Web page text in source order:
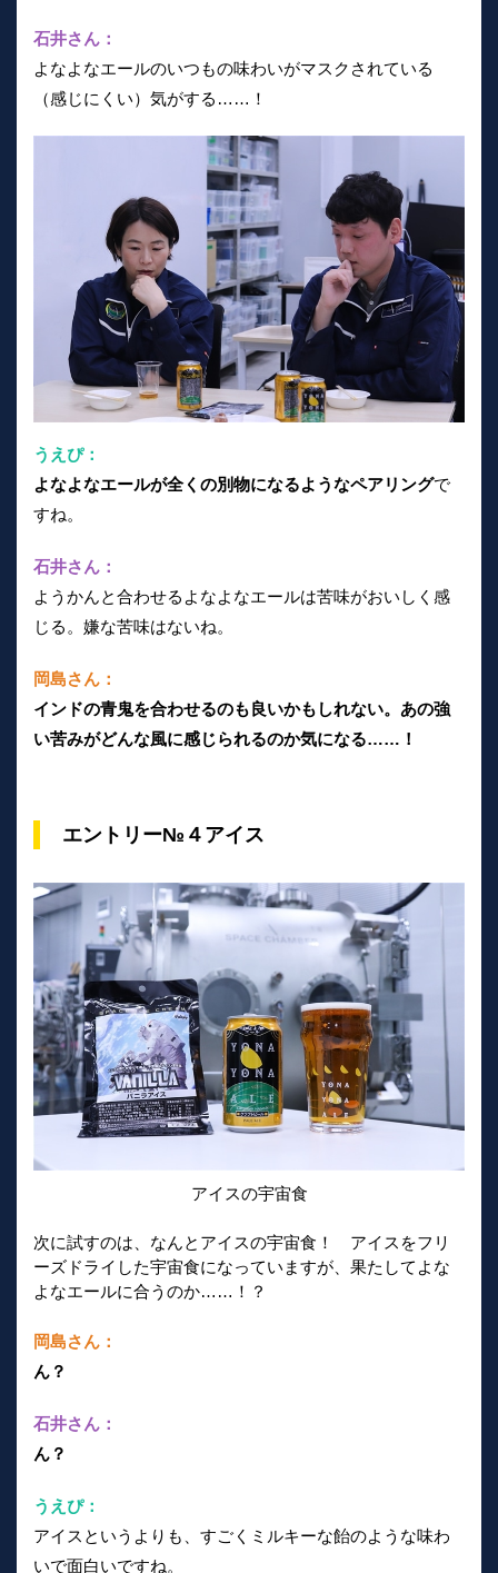
石井さん：
よなよなエールのいつもの味わいがマスクされている
（感じにくい）気がする……！
うえぴ：
よなよなエールが全くの別物になるようなペアリングで
すね。
石井さん：
ようかんと合わせるよなよなエールは苦味がおいしく感
じる。嫌な苦味はないね。
岡島さん：
インドの青鬼を合わせるのも良いかもしれない。あの強
い苦みがどんな風に感じられるのか気になる……！
エントリー№４アイス
アイスの宇宙食
次に試すのは、なんとアイスの宇宙食！ アイスをフリ
ーズドライした宇宙食になっていますが、果たしてよな
よなエールに合うのか……！？
岡島さん：
ん？
石井さん：
ん？
うえぴ：
アイスというよりも、すごくミルキーな飴のような味わ
いで面白いですね。